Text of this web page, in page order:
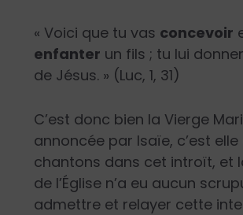
« Voici que tu vas concevoir
enfanter un fils ; tu lui
de Jésus. » (Luc, 1, 31)
C’est donc bien la Vierge
annoncée par Isaïe, c’est
chantons dans cet introït, et
de l’Église n’a eu aucun
admettre et relayer cette